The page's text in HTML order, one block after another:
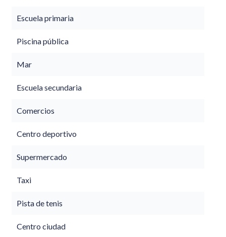
Escuela primaria
Piscina pública
Mar
Escuela secundaria
Comercios
Centro deportivo
Supermercado
Taxi
Pista de tenis
Centro ciudad